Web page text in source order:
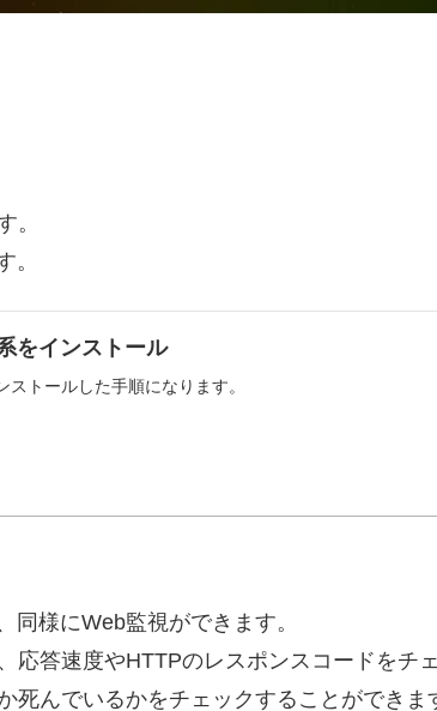
。
。
をインストール
トールした手順になります。
様にWeb監視ができます。
答速度やHTTPのレスポンスコードをチ
んでいるかをチェックすることができま